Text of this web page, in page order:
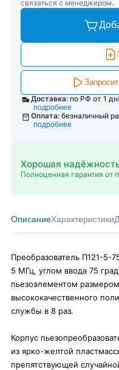
связаться с менеджером.
Доставка: по РФ от 1
подробнее
Оплата: безналичный
подробнее
Хорошая
Полноценная гарантия от
ОписаниеХарактеристики
Преобразователь П121-5-
5 МГц, углом ввода 75
пьезоэлементом
высококачественного
службы в 8 раз.
Корпус
из ярко-желтой
препятствующей